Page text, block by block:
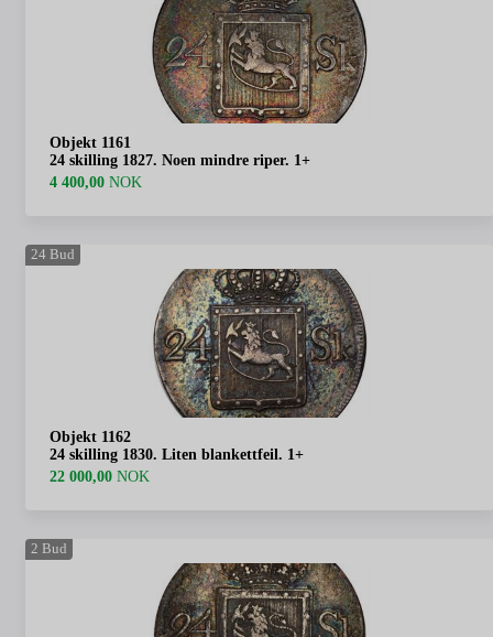
Objekt 1161
24 skilling 1827. Noen mindre riper. 1+
4 400,00 NOK
24 Bud
Objekt 1162
24 skilling 1830. Liten blankettfeil. 1+
22 000,00 NOK
2 Bud